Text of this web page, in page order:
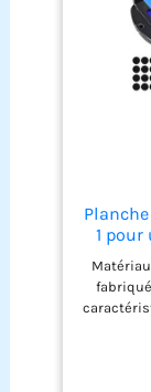
1 pour
pour
la force
main